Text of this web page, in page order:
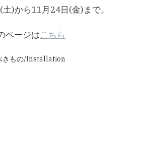
)から11月24日(金)まで。
ページはこちら
きもの/Installation